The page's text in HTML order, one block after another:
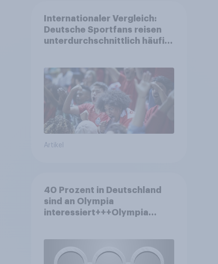
Internationaler Vergleich:
Deutsche Sportfans reisen
unterdurchschnittlich häufig
Artikel
40 Prozent in Deutschland
sind an Olympia
interessiert+++Olympia
Ausrüstung+++Umsatz
rückläufig